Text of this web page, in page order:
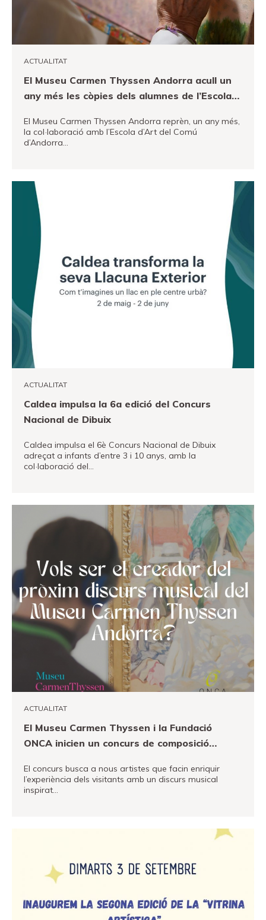
ACTUALITAT
El Museu Carmen Thyssen Andorra acull un
any més les còpies dels alumnes de l’Escola
El Museu Carmen Thyssen Andorra reprèn, un any més,
la col·laboració amb l’Escola d’Art del Comú
d’Andorra…
ACTUALITAT
Caldea impulsa la 6a edició del Concurs
Nacional de Dibuix
Caldea impulsa el 6è Concurs Nacional de Dibuix
adreçat a infants d’entre 3 i 10 anys, amb la
col·laboració del…
ACTUALITAT
El Museu Carmen Thyssen i la Fundació
ONCA inicien un concurs de composició
El concurs busca a nous artistes que facin enriquir
l’experiència dels visitants amb un discurs musical
inspirat…